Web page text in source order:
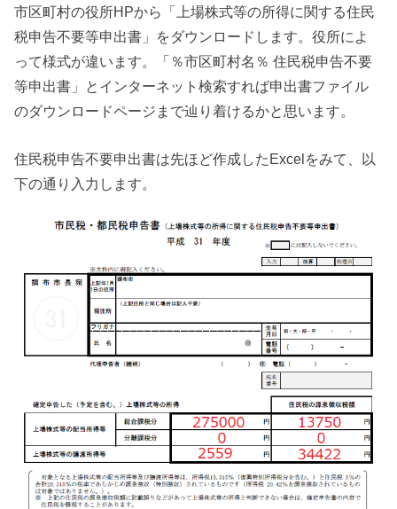
市区町村の役所HPから「上場株式等の所得に関する住民
税申告不要等申出書」をダウンロードします。役所によ
って様式が違います。「％市区町村名％ 住民税申告不要
等申出書」とインターネット検索すれば申出書ファイル
のダウンロードページまで辿り着けるかと思います。
住民税申告不要申出書は先ほど作成したExcelをみて、以
下の通り入力します。